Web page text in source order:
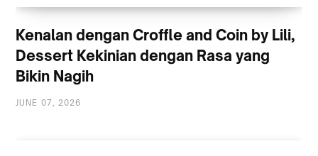
Kenalan dengan Croffle and Coin by Lili,
Dessert Kekinian dengan Rasa yang
Bikin Nagih
JUNE 07, 2026